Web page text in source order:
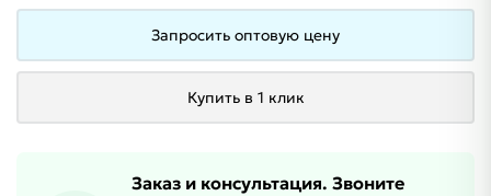
Запросить оптовую цену
Купить в 1 клик
Заказ и консультация. Звоните